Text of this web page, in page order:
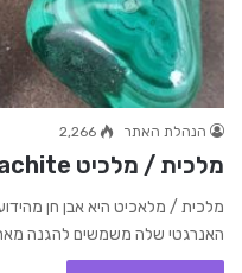
הנהלת האתר 2,266
מלכית / מלכיט Malachite
מלכית / מלאכיט היא אבן חן
האנרגטי שלה משמשים להגנה